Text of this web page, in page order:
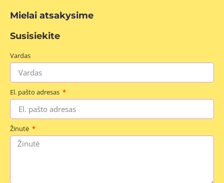
Mielai atsakysime
Susisiekite
Vardas
El. pašto adresas
Žinutė